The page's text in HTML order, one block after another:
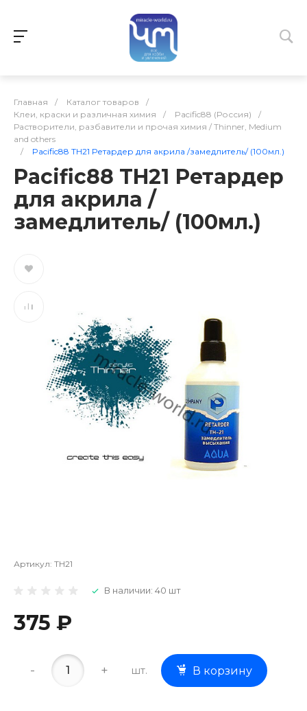
Главная / Каталог товаров
/
Клеи, краски и различная химия
/ Pacific88 (Россия)
/
Растворители, разбавители и прочая химия / Thinner, Medium
and others
/
Pacific88 TH21 Ретардер для акрила /замедлитель/ (100мл.)
Pacific88 TH21 Ретардер
для акрила /
замедлитель/ (100мл.)
Артикул: TH21
В наличии: 40 шт
375 ₽
- + шт. В корзину